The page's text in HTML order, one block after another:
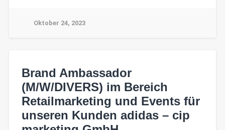
Oktober 24, 2023
Brand Ambassador
(M/W/DIVERS) im Bereich
Retailmarketing und Events für
unseren Kunden adidas – cip